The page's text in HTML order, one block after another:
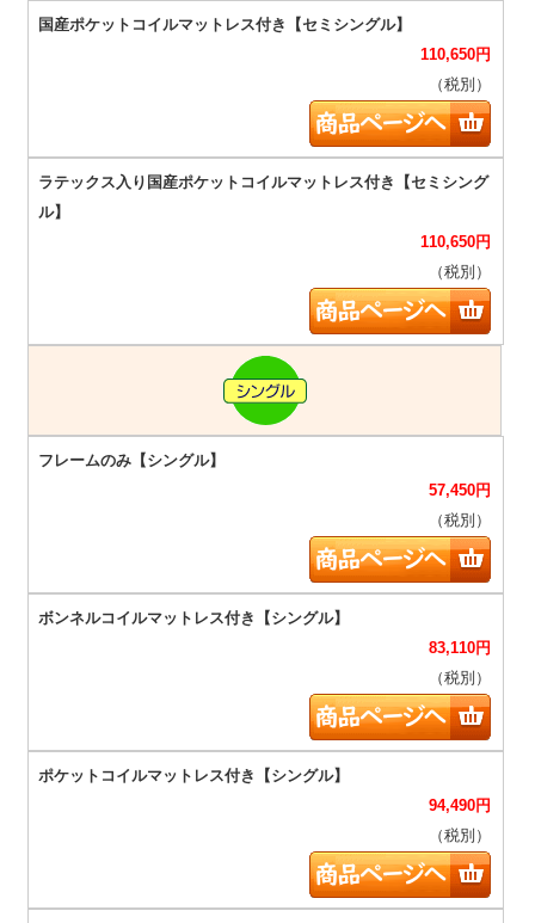
110,650円
（税別）
110,650円
（税別）
57,450円
（税別）
83,110円
（税別）
94,490円
（税別）